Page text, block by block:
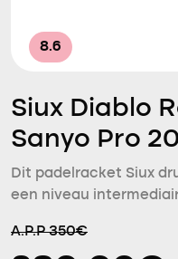
8.6
Siux Diablo
Sanyo Pro
Dit padelracket Siux
een niveau
A.P.P 350€